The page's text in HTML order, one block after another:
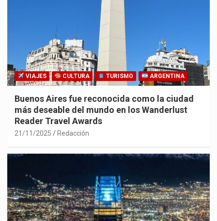
VIAJES CULTURA TURISMO ARGENTINA
Buenos Aires fue reconocida como la ciudad
más deseable del mundo en los Wanderlust
Reader Travel Awards
21/11/2025 Redacción